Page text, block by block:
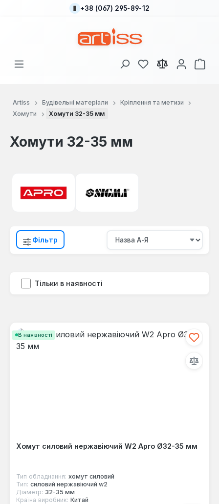
Перейти до основного вмісту
+38 (067) 295-89-12
У вас є 0 у списку
Artiss Будівельні матеріали
Кріплення та метизи
Хомути
Хомути 32-35 мм
Хомути 32-35 мм
Фільтр
Тільки в наявності
В наявності
Хомут силовий нержавіючий W2 Apro Ø32-35 мм
Тип обладнання: хомут силовий
Тип: силовий нержавіючий w2
Діаметр: 32-35 мм
Країна виробник: Китай